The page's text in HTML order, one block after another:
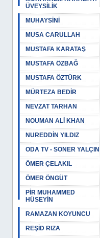
ÜVEYSİLİK
MUHAYSİNİ
MUSA CARULLAH
MUSTAFA KARATAŞ
MUSTAFA ÖZBAĞ
MUSTAFA ÖZTÜRK
MÜRTEZA BEDİR
NEVZAT TARHAN
NOUMAN ALİ KHAN
NUREDDİN YILDIZ
ODA TV - SONER YALÇIN
ÖMER ÇELAKIL
ÖMER ÖNGÜT
PİR MUHAMMED
HÜSEYİN
RAMAZAN KOYUNCU
REŞİD RIZA